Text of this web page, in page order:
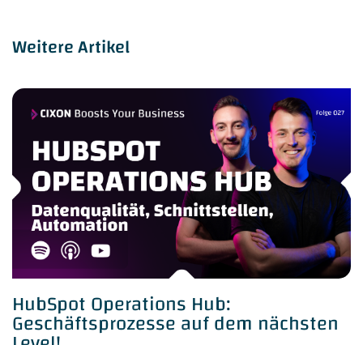
Weitere Artikel
HubSpot Operations Hub:
Geschäftsprozesse auf dem nächsten